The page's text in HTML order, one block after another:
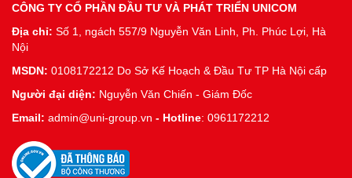
CÔNG TY CỔ PHẦN ĐẦU TƯ VÀ PHÁT TRIỂN UNICOM
Địa chỉ: Số 1, ngách 557/9 Nguyễn Văn Linh, Ph. Phúc Lợi, Hà
Nội
MSDN: 0108172212 Do Sở Kế Hoạch & Đầu Tư TP Hà Nội cấp
Người đại diện: Nguyễn Văn Chiến - Giám Đốc
Email: admin@uni-group.vn - Hotline: 0961172212